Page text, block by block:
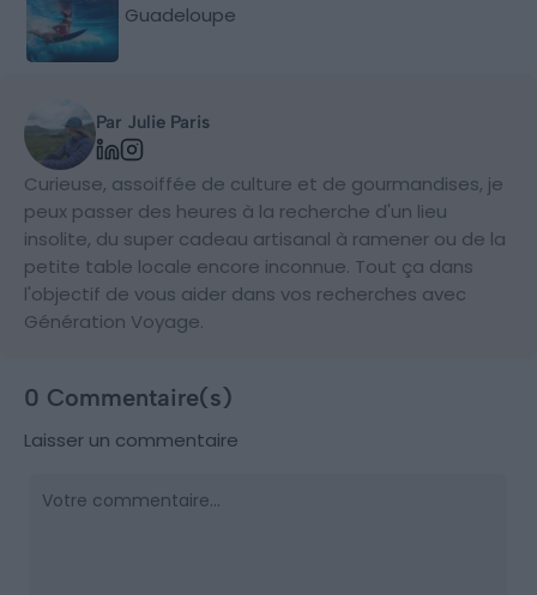
Guadeloupe
Par Julie Paris
Curieuse, assoiffée de culture et de gourmandises, je
peux passer des heures à la recherche d'un lieu
insolite, du super cadeau artisanal à ramener ou de la
petite table locale encore inconnue. Tout ça dans
l'objectif de vous aider dans vos recherches avec
Génération Voyage.
0 Commentaire(s)
Laisser un commentaire